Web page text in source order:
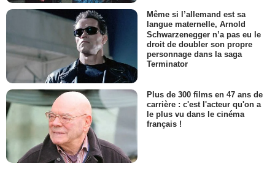
Même si l’allemand est sa
langue maternelle, Arnold
Schwarzenegger n’a pas eu le
droit de doubler son propre
personnage dans la saga
Terminator
Plus de 300 films en 47 ans de
carrière : c'est l'acteur qu'on a
le plus vu dans le cinéma
français !